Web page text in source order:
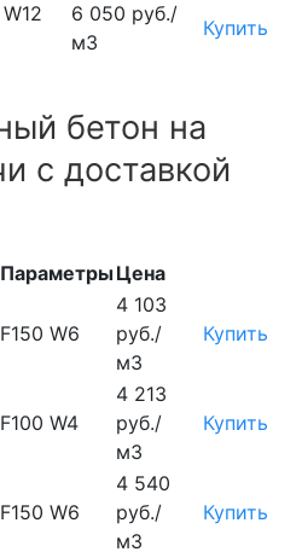
6 050 руб./
м3
Купить
бетон на
с доставкой
ПараметрыЦена
F150 W6
4 103
руб./
м3
Купить
F100 W4
4 213
руб./
м3
Купить
F150 W6
4 540
руб./
м3
Купить